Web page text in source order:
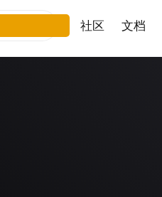
社区 文档